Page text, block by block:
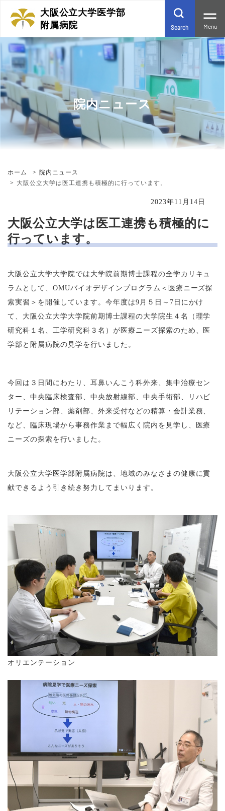
大阪公立大学医学部
附属病院
Search Menu
院内ニュース
ホーム
院内ニュース
大阪公立大学は医工連携も積極的に行っています。
2023年11月14日
大阪公立大学は医工連携も積極的に
行っています。
大阪公立大学大学院では大学院前期博士課程の全学カリキュ
ラムとして、OMUバイオデザインプログラム＜医療ニーズ探
索実習＞を開催しています。今年度は9月５日～7日にかけ
て、大阪公立大学大学院前期博士課程の大学院生４名（理学
研究科１名、工学研究科３名）が医療ニーズ探索のため、医
学部と附属病院の見学を行いました。
今回は３日間にわたり、耳鼻いんこう科外来、集中治療セン
ター、中央臨床検査部、中央放射線部、中央手術部、リハビ
リテーション部、薬剤部、外来受付などの精算・会計業務、
など、臨床現場から事務作業まで幅広く院内を見学し、医療
ニーズの探索を行いました。
大阪公立大学医学部附属病院は、地域のみなさまの健康に貢
献できるよう引き続き努力してまいります。
オリエンテーション